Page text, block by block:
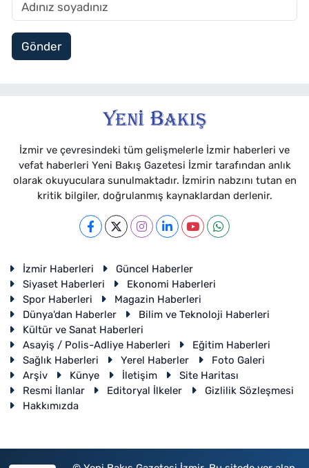
Gönder
İzmir ve çevresindeki tüm gelişmelerle İzmir haberleri ve
vefat haberleri Yeni Bakış Gazetesi İzmir tarafından anlık
olarak okuyuculara sunulmaktadır. İzmirin nabzını tutan en
kritik bilgiler, doğrulanmış kaynaklardan derlenir.
İzmir Haberleri
Güncel Haberler
Siyaset Haberleri
Ekonomi Haberleri
Spor Haberleri
Magazin Haberleri
Dünya'dan Haberler
Bilim ve Teknoloji Haberleri
Kültür ve Sanat Haberleri
Asayiş / Polis-Adliye Haberleri
Eğitim Haberleri
Sağlık Haberleri
Yerel Haberler
Foto Galeri
Arşiv
Künye İletişim
Site Haritası
Resmi İlanlar
Editoryal İlkeler
Gizlilik Sözleşmesi
Hakkımızda